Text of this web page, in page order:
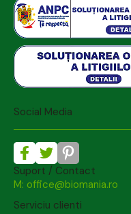
Social Media
Suport / Contact
M: office@biomania.ro
Serviciu clienti